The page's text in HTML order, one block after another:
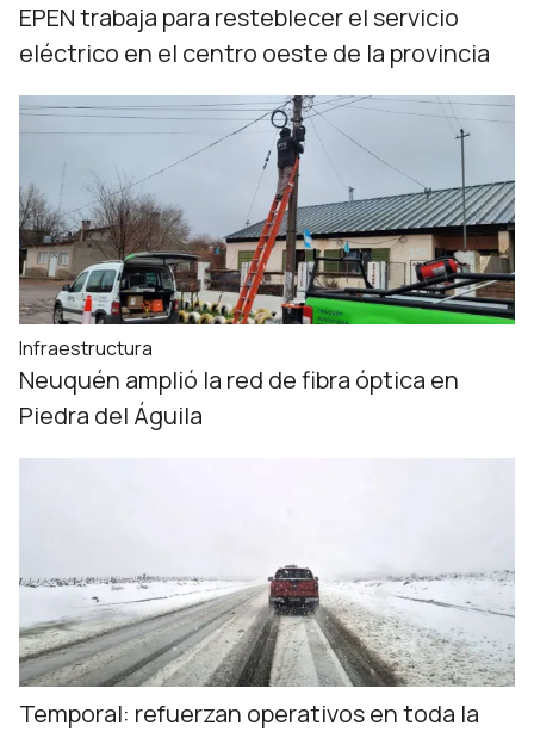
EPEN trabaja para resteblecer el servicio
eléctrico en el centro oeste de la provincia
Infraestructura
Neuquén amplió la red de fibra óptica en
Piedra del Águila
Temporal: refuerzan operativos en toda la